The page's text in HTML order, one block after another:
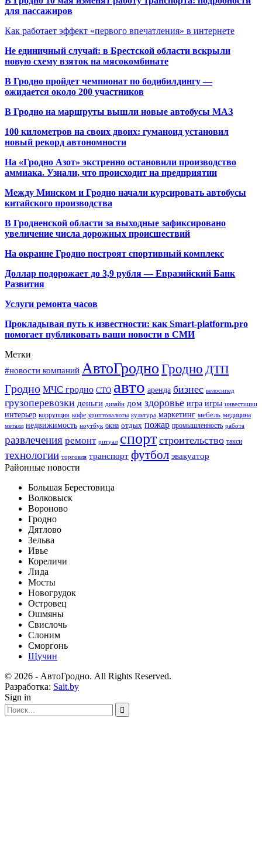
для пассажиров
Как работает эффект «первого впечатления» в интернете
Не единичный случай: в Брестской области вскрыли
новую схему взяток на мясокомбинате
В Гродно пройдет чемпионат по бодибилдингу —
ожидается около 200 участников
В Гродно на маршруты вышли новые автобусы МАЗ
100 километров на своих двоих: гуманоид установил
новый рекорд автономности
На «Гродно Азот» экстренно остановили производство
аммиака. Узнали, что происходит на предприятии
Между Минском и Гродно начали курсировать автобусы
китайского производства
В Гродненской области за выходные зафиксировано
увеличение числа дорожных происшествий
На окраине Гродно построят спортивный комплекс
Доллар подорожает до 3,9 рубля — Евразийский Банк
Развития
Услуги ремонта часов
Прокладывая путь к известности: как Smart-platform.pro
помогает публиковать ваши новости в СМИ
Метки
#новости компаний АвтоГродноГродно ДТП
Гродно МЧС гродно СТО авто аренда бизнес велосипед
грузоперевозки деньги дизайн дом здоровье игра игры инвестиции
интерьер коррупция кофе криптовалюты культура маркетинг мебель медицина
металл недвижимость ноутбук окна отдых пожар промышленность работа
развлечения ремонт ритуал спорт строительство такси
технологии торговля транспорт футбол эвакуатор
Районные новости
Большая Берестовица
Волковыск
Вороново
Гродно
Дятлово
Зельва
Ивье
Кореличи
Лида
Мосты
Новогрудок
Островец
Ошмяны
Свислочь
Слоним
Сморгонь
Щучин
© 2026 - АвтоГродно. All Rights Reserved.
Разработка: Sait.by
Sign in